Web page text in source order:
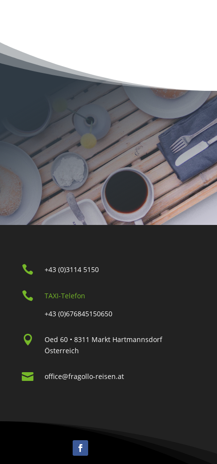
 +43 (0)3114 5150

TAXI-Telefon
+43 (0)676845150650

Oed 60 • 8311 Markt Hartmannsdorf
Österreich
 office@fragollo-reisen.at